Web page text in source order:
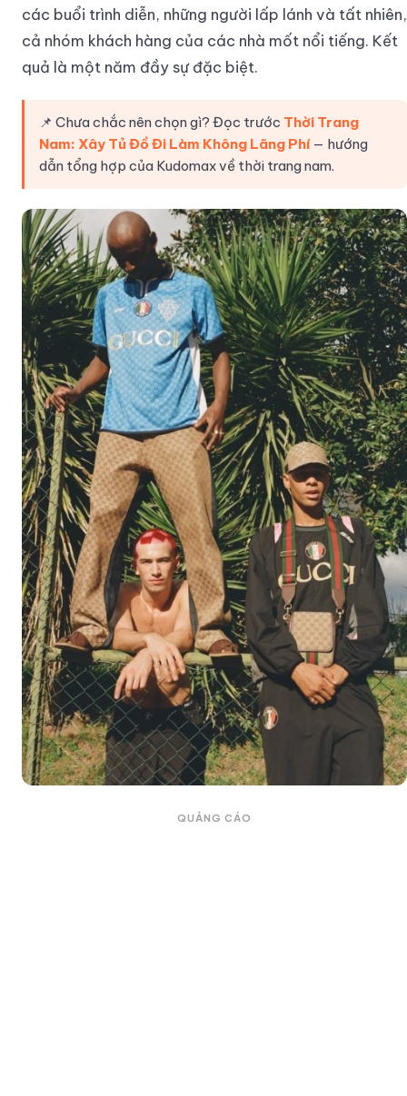
các buổi trình diễn, những người lấp lánh và tất nhiên,
cả nhóm khách hàng của các nhà mốt nổi tiếng. Kết
quả là một năm đầy sự đặc biệt.
📌 Chưa chắc nên chọn gì? Đọc trước Thời Trang
Nam: Xây Tủ Đồ Đi Làm Không Lãng Phí— hướng
dẫn tổng hợp của Kudomax về thời trang nam.
QUẢNG CÁO